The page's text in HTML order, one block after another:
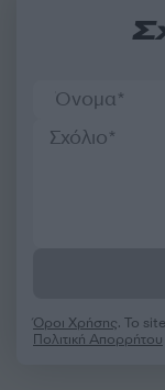
Όροι Χρήσης. Το
Πολιτική Απορρήτου